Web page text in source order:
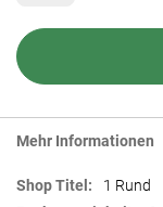
Mehr Informationen
Mehr
1 Rund